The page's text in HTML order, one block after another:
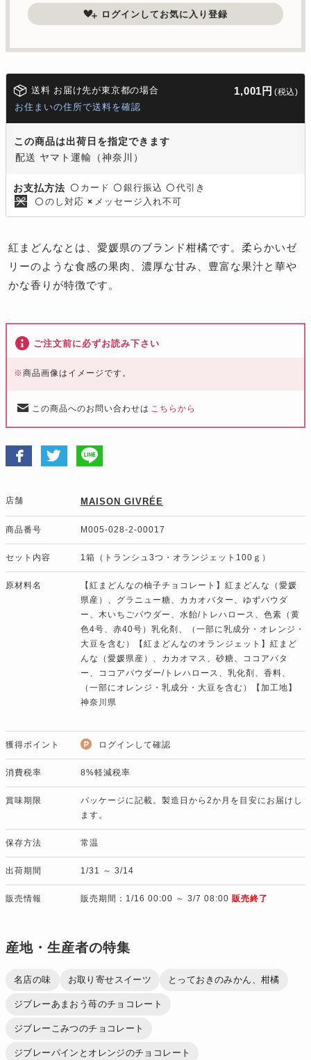
ログインしてお気に入り登録
送料 お届け先が東京都の場合 1,001円 (税込)
お住まいの住所で送料を確認
この商品は出荷日を指定できます
配送 ヤマト運輸（神奈川）
お支払方法 〇 カード 〇 銀行振込 〇 代引き
〇 のし対応 × メッセージ入れ不可
紅まどんなとは、愛媛県のブランド柑橘です。柔らかいゼ
リーのような食感の果肉、濃厚な甘み、豊富な果汁と華や
かな香りが特徴です。
ご注文前に必ずお読み下さい
※商品画像はイメージです。
この商品へのお問い合わせは こちらから
店舗 MAISON GIVRÉE
商品番号 M005-028-2-00017
セット内容 1箱（トランシュ3つ・オランジェット100ｇ）
原材料名
【紅まどんなの柚子チョコレート】紅まどんな（愛媛
県産）、グラニュー糖、カカオバター、ゆずパウダ
ー、木いちごパウダー、水飴/トレハロース、色素（黄
色4号、赤40号）乳化剤、（一部に乳成分・オレンジ・
大豆を含む）【紅まどんなのオランジェット】紅まど
んな（愛媛県産）、カカオマス、砂糖、ココアバタ
ー、ココアパウダー/トレハロース、乳化剤、香料、
（一部にオレンジ・乳成分・大豆を含む）【加工地】
神奈川県
獲得ポイント ログインして確認
消費税率 8%軽減税率
賞味期限
パッケージに記載。製造日から2か月を目安にお届けし
ます。
保存方法 常温
出荷期間 1/31 ～ 3/14
販売情報 販売期間：1/16 00:00 ～ 3/7 08:00 販売終了
産地・生産者の特集
名店の味 お取り寄せスイーツ とっておきのみかん、柑橘
ジブレーあまおう苺のチョコレート
ジブレーこみつのチョコレート
ジブレーパインとオレンジのチョコレート